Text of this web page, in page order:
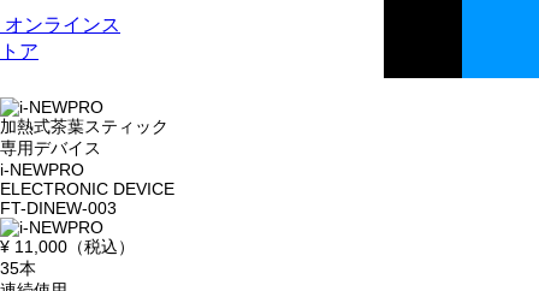
オンラインス
トア
加熱式茶葉スティック
専用デバイス
i-NEWPRO
ELECTRONIC DEVICE
FT-DINEW-003
¥ 11,000 （税込）
35本